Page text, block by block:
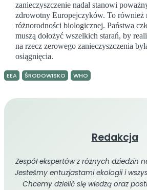
zanieczyszczenie nadal stanowi
zdrowotny Europejczyków. To również
różnorodności biologicznej. Państwa
muszą dołożyć wszelkich starań, by
na rzecz zerowego zanieczyszczenia
osiągnięcia.
EEA ŚRODOWISKO WHO
Redakcja
Zespół ekspertów z różnych dziedzin
Jesteśmy entuzjastami ekologii i
Chcemy dzielić się wiedzą oraz